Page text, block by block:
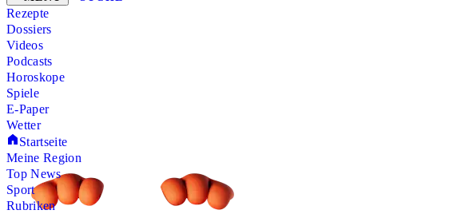
Rezepte
Dossiers
Videos
Podcasts
Horoskope
Spiele
E-Paper
Wetter
Startseite
Meine Region
Top News
Sport
Rubriken